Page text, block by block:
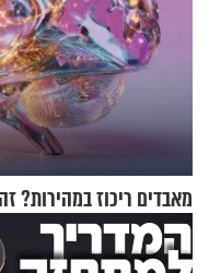
מאבדים ריכוז במהירות?